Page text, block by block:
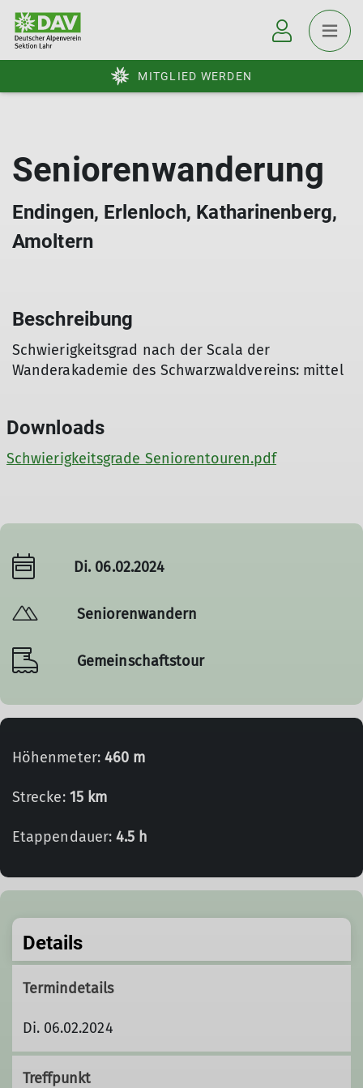
MITGLIED WERDEN
Seniorenwanderung
Endingen, Erlenloch, Katharinenberg,
Amoltern
Beschreibung
Schwierigkeitsgrad nach der Scala der
Wanderakademie des Schwarzwaldvereins: mittel
Downloads
Schwierigkeitsgrade Seniorentouren.pdf
Di. 06.02.2024
Seniorenwandern
Gemeinschaftstour
Höhenmeter: 460 m
Strecke: 15 km
Etappendauer:4.5 h
Details
Termindetails
Di. 06.02.2024
Treffpunkt